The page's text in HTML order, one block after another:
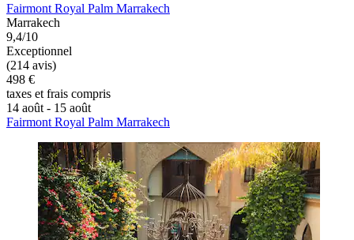
Fairmont Royal Palm Marrakech
Marrakech
9,4/10
Exceptionnel
(214 avis)
498 €
taxes et frais compris
14 août - 15 août
Fairmont Royal Palm Marrakech